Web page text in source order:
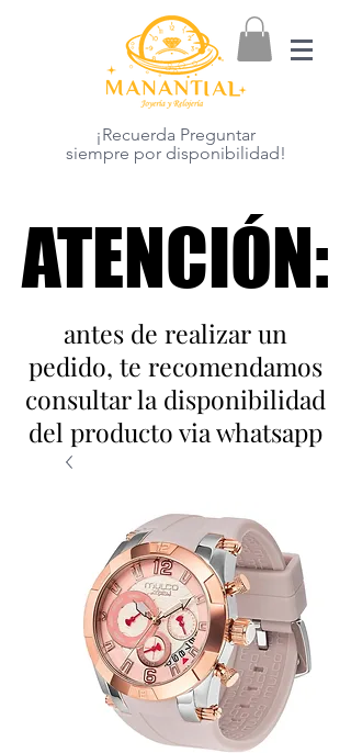
¡Recuerda Preguntar
siempre por disponibilidad!
ATENCIÓN:
ATENCIÓN:
antes de realizar un
pedido, te recomendamos
consultar la disponibilidad
del producto via whatsapp